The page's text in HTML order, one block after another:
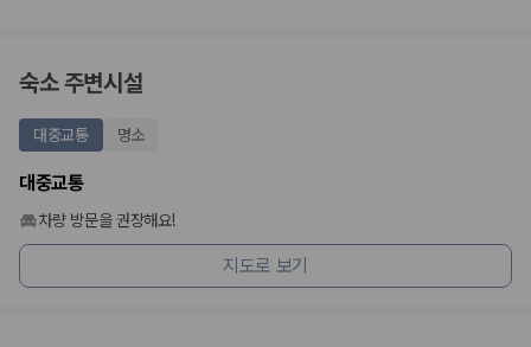
숙소 주변시설
대중교통 명소
대중교통
차량 방문을 권장해요!
지도로 보기